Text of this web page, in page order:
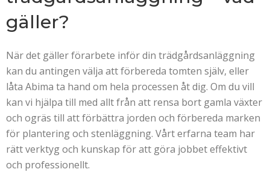
gäller?
När det gäller förarbete inför din trädgårdsanläggning
kan du antingen välja att förbereda tomten själv, eller
låta Abima ta hand om hela processen åt dig. Om du vill
kan vi hjälpa till med allt från att rensa bort gamla växter
och ogräs till att förbättra jorden och förbereda marken
för plantering och stenläggning. Vårt erfarna team har
rätt verktyg och kunskap för att göra jobbet effektivt
och professionellt.